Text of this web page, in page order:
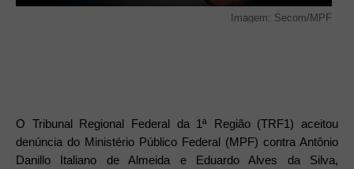
Imagem: Secom/MPF
O Tribunal Regional Federal da 1ª Região (TRF1) aceitou
denúncia do Ministério Público Federal (MPF) contra Antônio
Danillo Italiano de Almeida e Eduardo Alves da Silva,